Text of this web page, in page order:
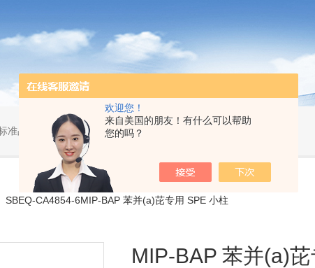
欢迎您！
来自美国的朋友！有什么可以帮助
您的吗？
准品，小型仪器
SBEQ-CA4854-6MIP-BAP 苯并(a)芘专用 SPE 小柱
MIP-BAP 苯并(a)